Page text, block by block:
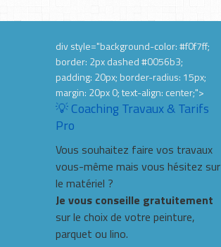
div style="background-color: #f0f7ff;
border: 2px dashed #0056b3;
padding: 20px; border-radius: 15px;
margin: 20px 0; text-align: center;">
💡 Coaching Travaux & Tarifs
Pro
Vous souhaitez faire vos travaux
vous-même mais vous hésitez sur
le matériel ?
Je vous conseille gratuitement
sur le choix de votre peinture,
parquet ou lino.